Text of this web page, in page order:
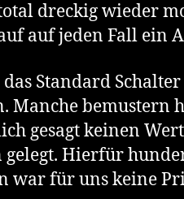
dreckig wieder
auf jeden Fall ein
Standard
Manche bemustern
gesagt keinen
gelegt. Hierfür
war für uns keine